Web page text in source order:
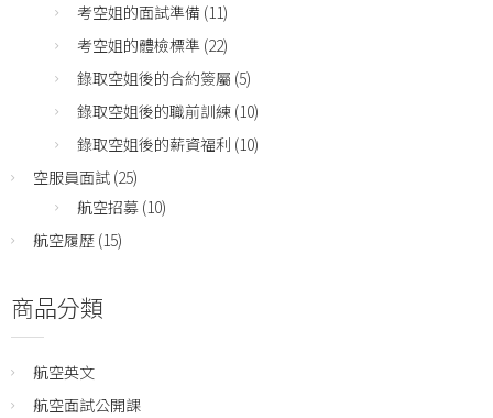
考空姐的面試準備 (11)
考空姐的體檢標準 (22)
錄取空姐後的合約簽屬 (5)
錄取空姐後的職前訓練 (10)
錄取空姐後的薪資福利 (10)
空服員面試 (25)
航空招募 (10)
航空履歷 (15)
商品分類
航空英文
航空面試公開課